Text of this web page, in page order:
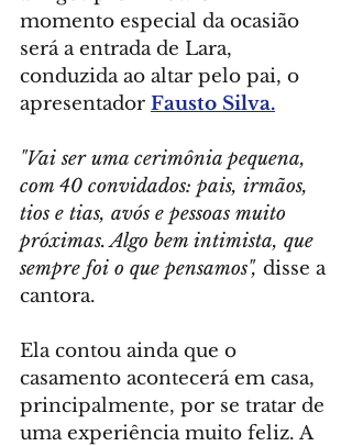
momento especial da ocasião
será a entrada de Lara,
conduzida ao altar pelo pai, o
apresentador Fausto Silva.
"Vai ser uma cerimônia pequena,
com 40 convidados: pais, irmãos,
tios e tias, avós e pessoas muito
próximas. Algo bem intimista, que
sempre foi o que pensamos", disse a
cantora.
Ela contou ainda que o
casamento acontecerá em casa,
principalmente, por se tratar de
uma experiência muito feliz. A